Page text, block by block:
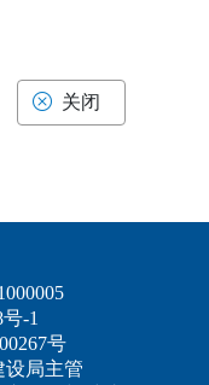
关闭
-1
号
设局主管